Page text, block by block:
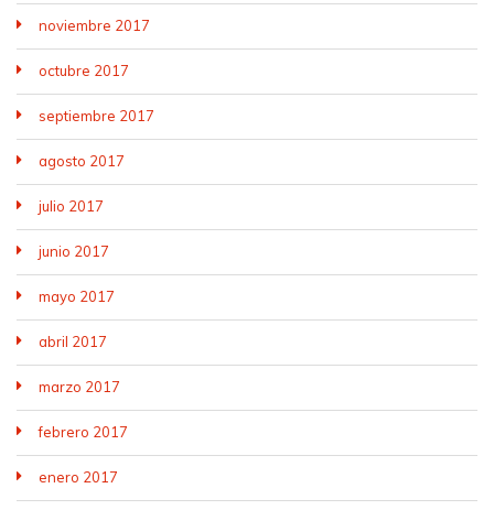
noviembre 2017
octubre 2017
septiembre 2017
agosto 2017
julio 2017
junio 2017
mayo 2017
abril 2017
marzo 2017
febrero 2017
enero 2017